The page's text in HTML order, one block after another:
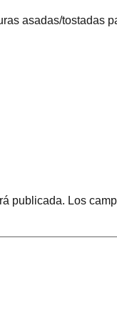
asadas/tostadas
publicada. Los